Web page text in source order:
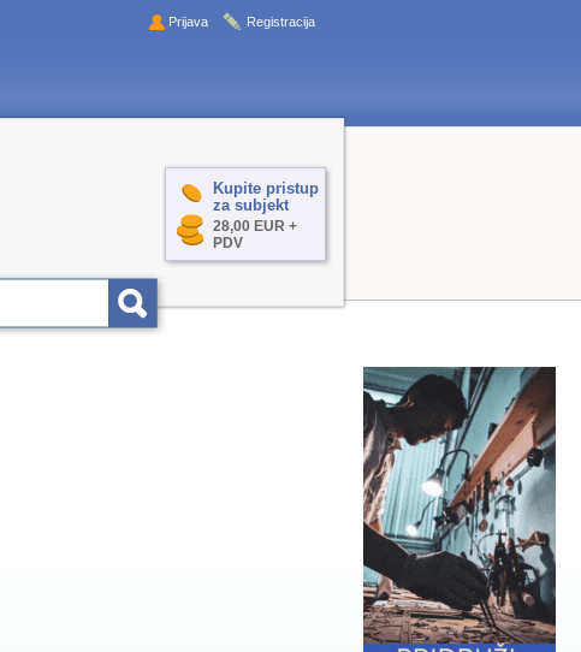
Prijava Registracija
Kupite pristup
za subjekt
28,00 EUR +
PDV